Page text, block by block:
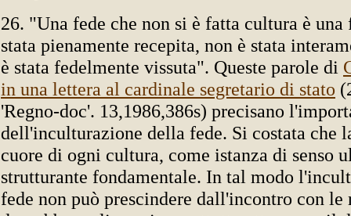
26. "Una fede che non si è fatta cultura è una
stata pienamente recepita, non è stata
è stata fedelmente vissuta". Queste parole di
in una lettera al cardinale segretario di stato
'Regno-doc'. 13,1986,386s) precisano
dell'inculturazione della fede. Si costata che
cuore di ogni cultura, come istanza di senso
strutturante fondamentale. In tal modo
fede non può prescindere dall'incontro con